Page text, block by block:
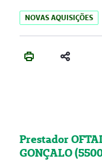
NOVAS AQUISIÇÕES
Prestador
GONÇALO